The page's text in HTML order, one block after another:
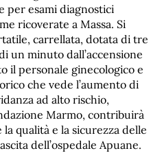
per esami diagnostici
ricoverate a Massa. Si
carrellata, dotata di tre
un minuto dall’accensione
il personale ginecologico e
che vede l’aumento di
ad alto rischio,
Marmo, contribuirà
qualità e la sicurezza delle
dell’ospedale Apuane.